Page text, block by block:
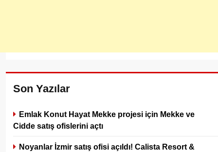
Son Yazılar
Emlak Konut Hayat Mekke projesi için Mekke ve
Cidde satış ofislerini açtı
Noyanlar İzmir satış ofisi açıldı! Calista Resort &